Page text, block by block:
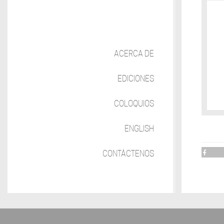
ACERCA DE
EDICIONES
COLOQUIOS
ENGLISH
CONTÁCTENOS